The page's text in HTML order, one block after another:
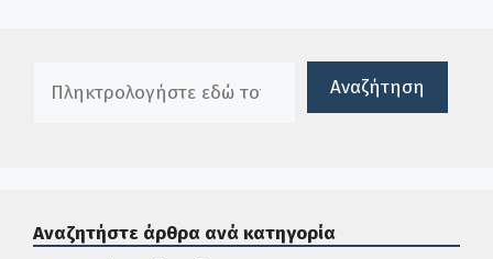
Αναζήτηση
Αναζητήστε άρθρα ανά κατηγορία